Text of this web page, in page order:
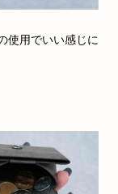
使用でいい感じに